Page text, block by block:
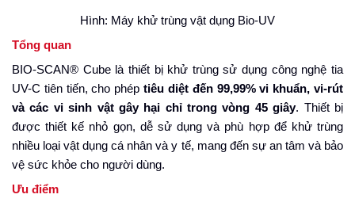
Hình: Máy khử trùng vật dụng Bio-UV
Tổng quan
BIO-SCAN® Cube là thiết bị khử trùng sử dụng công nghệ tia
UV-C tiên tiến, cho phéptiêu diệt đến 99,99% vi khuẩn, vi-rút
và các vi sinh vật gây hại chỉ trong vòng 45 giây. Thiết bị
được thiết kế nhỏ gọn, dễ sử dụng và phù hợp để khử trùng
nhiều loại vật dụng cá nhân và y tế, mang đến sự an tâm và bảo
vệ sức khỏe cho người dùng.
Ưu điểm